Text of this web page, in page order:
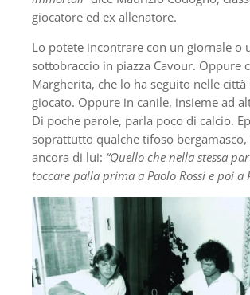
giocatore ed ex allenatore.
Lo potete incontrare con un giornale o
sottobraccio in piazza Cavour. Oppure
Margherita, che lo ha seguito nelle città
giocato. Oppure in canile, insieme ad
Di poche parole, parla poco di calcio.
soprattutto qualche tifoso
ancora di lui: “Quello che nella stessa
toccare palla prima a Paolo Rossi e poi a